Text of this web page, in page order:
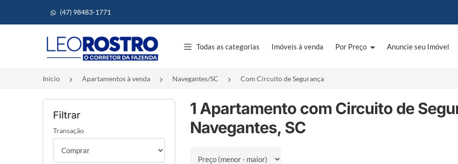
(47) 98483-1771
Página inicial
Todas as categorias Imóveis à venda Por Preço Anuncie seu Imóvel
Início Apartamentos à venda Navegantes/SC Com Circuito de Segurança
Filtrar
Transação
1 Apartamento com Circuito de
Navegantes, SC
Ordenar por